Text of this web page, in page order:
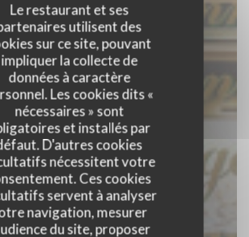
Le restaurant et ses
utilisent des
sur ce site, pouvant
impliquer la collecte de
données à caractère
Les cookies dits «
nécessaires » sont
et installés par
D'autres cookies
nécessitent votre
Ces cookies
servent à analyser
navigation, mesurer
du site, proposer